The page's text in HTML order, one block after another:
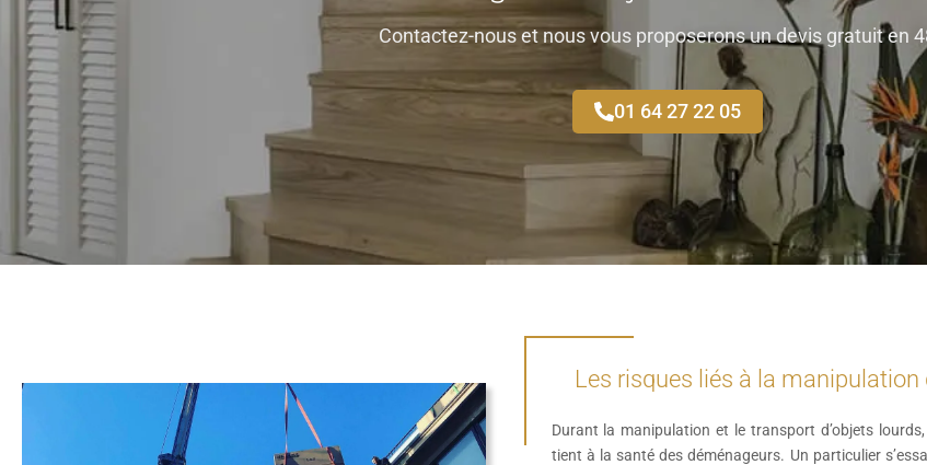
Contactez-nous et nous vous proposerons un devis gratuit en
01 64 27 22 05
Les risques liés à la
Durant la manipulation et le transport d’objets
tient à la santé des déménageurs. Un particulier